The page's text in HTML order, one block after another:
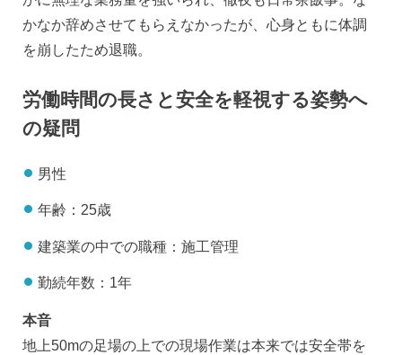
かなか辞めさせてもらえなかったが、心身ともに体調
を崩したため退職。
労働時間の長さと安全を軽視する姿勢へ
の疑問
男性
年齢：25歳
建築業の中での職種：施工管理
勤続年数：1年
本音
地上50mの足場の上での現場作業は本来では安全帯を